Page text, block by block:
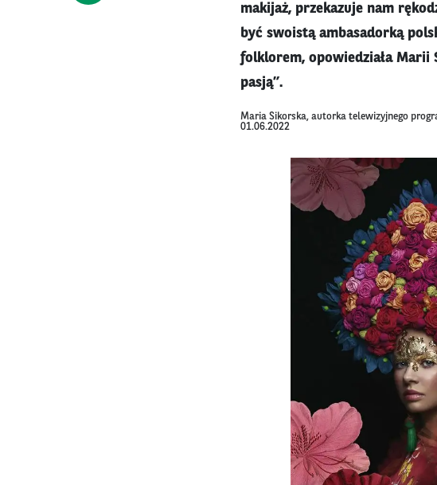
makijaż, przekazuje nam
być swoistą ambasadorką
folklorem, opowiedziała
pasją”.
Maria Sikorska, autorka telewizyjnego
01.06.2022